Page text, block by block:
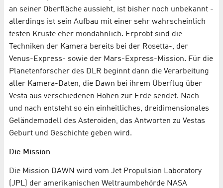
an seiner Oberfläche aussieht, ist bisher noch unbekannt -
allerdings ist sein Aufbau mit einer sehr wahrscheinlich
festen Kruste eher mondähnlich. Erprobt sind die
Techniken der Kamera bereits bei der Rosetta-, der
Venus-Express- sowie der Mars-Express-Mission. Für die
Planetenforscher des DLR beginnt dann die Verarbeitung
aller Kamera-Daten, die Dawn bei ihrem Überflug über
Vesta aus verschiedenen Höhen zur Erde sendet. Nach
und nach entsteht so ein einheitliches, dreidimensionales
Geländemodell des Asteroiden, das Antworten zu Vestas
Geburt und Geschichte geben wird.
Die Mission
Die Mission DAWN wird vom Jet Propulsion Laboratory
(JPL) der amerikanischen Weltraumbehörde NASA